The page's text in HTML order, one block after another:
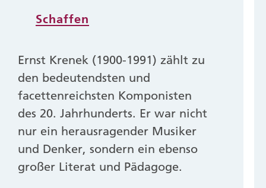
Schaffen
Ernst Krenek (1900-1991) zählt zu
den bedeutendsten und
facettenreichsten Komponisten
des 20. Jahrhunderts. Er war nicht
nur ein herausragender Musiker
und Denker, sondern ein ebenso
großer Literat und Pädagoge.